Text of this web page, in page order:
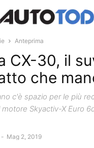
Anteprima
CX-30, il
che
c'è spazio per le più
motore Skyactiv-X Euro
- Mag 2, 2019